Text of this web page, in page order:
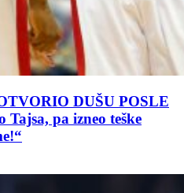
DUŠU POSLE
pa izneo teške